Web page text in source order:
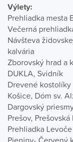
Výlety:
Prehliadka mesta
Večerná
Návšteva
kalvária
Zborovský hrad a
DUKLA, Svidník
Drevené kostolíky
Košice, Dóm sv.
Dargovský
Prešov,
Prehliadka